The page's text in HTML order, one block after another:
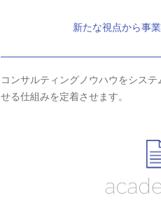
新たな視点から事
コンサルティングノウハウをシス
せる仕組みを定着させます。